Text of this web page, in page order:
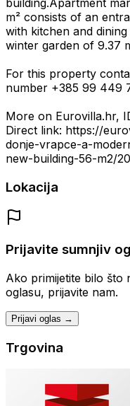
building.Apartment
m² consists of an
with kitchen and
winter garden of 9.37
For this property
number +385 99 449
More on Eurovilla.hr,
Direct link: https://
donje-vrapce-a-
new-building-56-m2/
Lokacija
Prijavite sumnjiv
Ako primijetite bilo što
oglasu, prijavite nam.
Prijavi oglas →
Trgovina